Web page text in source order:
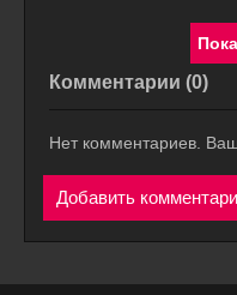
Комментарии (0)
Нет комментариев.
Добавить